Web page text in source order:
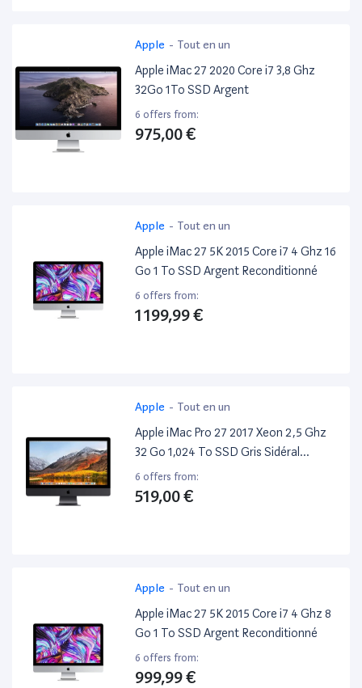
Apple - Tout en un
Apple iMac 27 2020 Core i7 3,8 Ghz
32Go 1To SSD Argent
6 offers from:
975,00 €
Apple - Tout en un
Apple iMac 27 5K 2015 Core i7 4 Ghz 16
Go 1 To SSD Argent Reconditionné
6 offers from:
1 199,99 €
Apple - Tout en un
Apple iMac Pro 27 2017 Xeon 2,5 Ghz
32 Go 1,024 To SSD Gris Sidéral
Reconditionné
6 offers from:
519,00 €
Apple - Tout en un
Apple iMac 27 5K 2015 Core i7 4 Ghz 8
Go 1 To SSD Argent Reconditionné
6 offers from:
999,99 €